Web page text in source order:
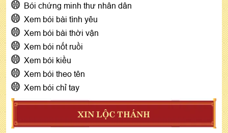
Bói chứng minh thư nhân dân
Xem bói bài tình yêu
Xem bói bài thời vận
Xem bói nốt ruồi
Xem bói kiều
Xem bói theo tên
Xem bói chỉ tay
XIN LỘC THÁNH